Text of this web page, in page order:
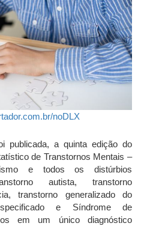
noDLX
publicada, a quinta edição do
de Transtornos Mentais –
e todos os distúrbios
autista, transtorno
transtorno generalizado do
e Síndrome de
em um único diagnóstico